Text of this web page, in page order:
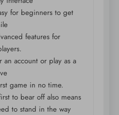
for beginners to get
features for
an account or play as a
game in no time.
to bear off also means
to stand in the way